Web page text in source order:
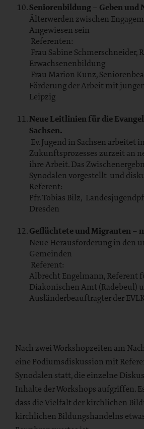
Seniorenbildung – Geben und
Älterwerden zwischen
Angewiesen sein
Referenten:
Frau Sabine Schmerschneider,
Erwachsenenbildung
Frau Marion Kunz,
Förderung der Arbeit mit
Leipzig
Neue Leitlinien für die
Sachsen.
Ev. Jugend in Sachsen arbeitet
Zukunftsprozesses zurzeit an
ihre Arbeit. Das
Synodalen vorgestellt und
Referent:
Pfr. Tobias Bilz,
Dresden
Geflüchtete und Migranten –
Neue Herausforderung in den
Gemeinden
Referent:
Albrecht Engelmann, Referent
Diakonischen Amt (Radebeul)
Ausländerbeauftragter der
Nach zwei Workshopzeiten am
eine Podiumsdiskussion mit
Synodalen statt, die einzelne
Inhalte der Workshops aufgriffen.
dass die Vielfalt der kirchlichen
kirchlichen Bildungshandelns